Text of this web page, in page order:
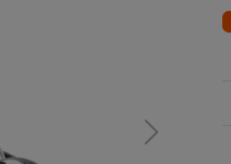
Next